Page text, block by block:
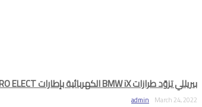
بيريللي تزوّد طرازات BMW iX الكهربائية بإطارات P ZERO ELECT الجديدة
admin March 24, 2022